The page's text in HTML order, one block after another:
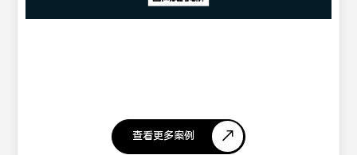
查看更多案例